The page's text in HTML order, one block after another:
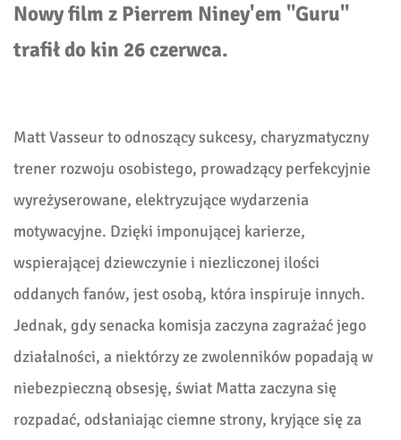
Nowy film z Pierrem Niney'em "Guru"
trafił do kin 26 czerwca.
Matt Vasseur to odnoszący sukcesy, charyzmatyczny
trener rozwoju osobistego, prowadzący perfekcyjnie
wyreżyserowane, elektryzujące wydarzenia
motywacyjne. Dzięki imponującej karierze,
wspierającej dziewczynie i niezliczonej ilości
oddanych fanów, jest osobą, która inspiruje innych.
Jednak, gdy senacka komisja zaczyna zagrażać jego
działalności, a niektórzy ze zwolenników popadają w
niebezpieczną obsesję, świat Matta zaczyna się
rozpadać, odsłaniając ciemne strony, kryjące się za